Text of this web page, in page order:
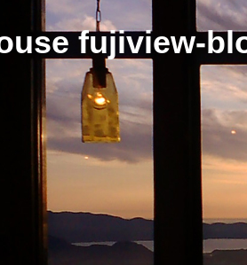
fujiview-